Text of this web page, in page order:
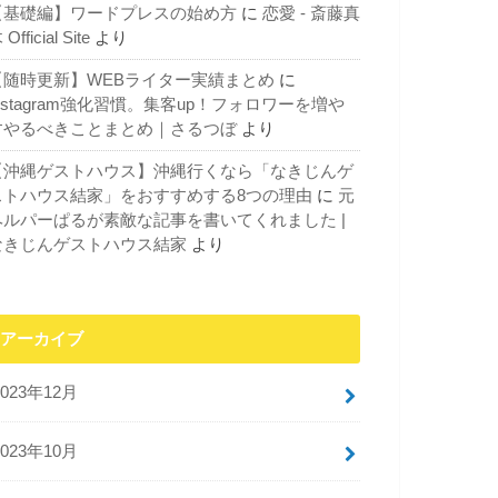
基礎編】ワードプレスの始め方 に 恋愛 - 斎藤真
Official Site より
随時更新】WEBライター実績まとめ に
強化習慣。集客up！フォロワーを増や
やるべきことまとめ｜さるつぼより
沖縄ゲストハウス】沖縄行くなら「なきじんゲ
トハウス結家」をおすすめする8つの理由 に 元
ルパーぱるが素敵な記事を書いてくれました |
きじんゲストハウス結家 より
アーカイブ
年12月
年10月